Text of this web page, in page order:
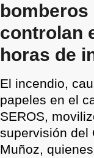
bomberos
controlan
horas de
El incendio,
papeles en el
SEROS,
supervisión del
Muñoz,